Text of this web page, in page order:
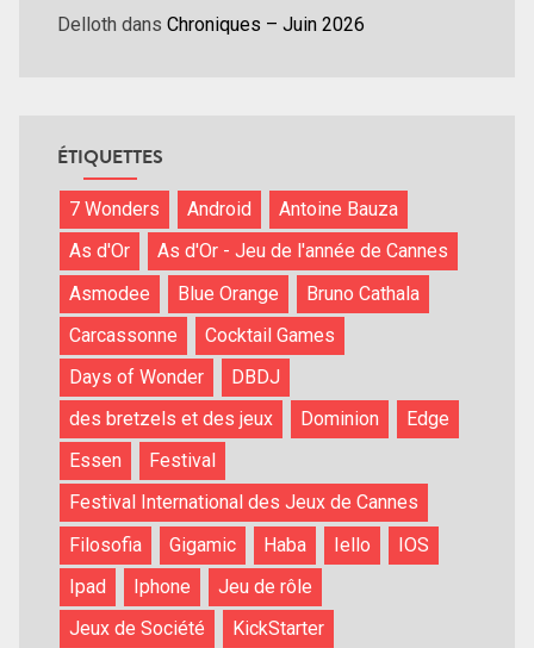
Delloth dans Chroniques – Juin 2026
ÉTIQUETTES
7 Wonders Android
Antoine Bauza
As d'Or
As d'Or - Jeu de l'année de Cannes
Asmodee
Blue Orange
Bruno Cathala
Carcassonne
Cocktail Games
Days of Wonder
DBDJ
des bretzels et des jeux
Dominion
Edge
Essen
Festival
Festival International des Jeux de Cannes
Filosofia
Gigamic Haba Iello
IOS
Ipad
Iphone
Jeu de rôle
Jeux de Société
KickStarter